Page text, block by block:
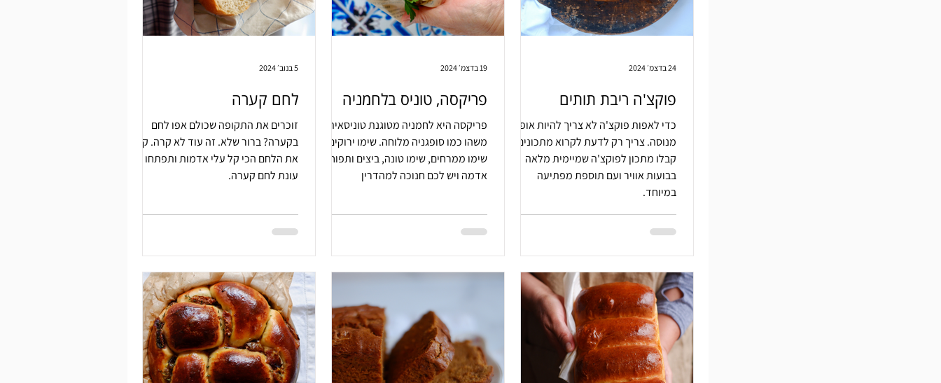
פוקצ'ה ריבת תותים
כדי לאפות פוקצ'ה לא צריך להיות אופה
מנוסה. צריך רק לדעת לקרוא מתכונים.
קבלו מתכון לפוקצ'ה שמיימית מלאה
בבועות אוויר ועם תוספת מפתיעה
במיוחד.
24 בדצמ׳ 2024
פריקסה, טוניס בלחמניה
פריקסה היא לחמניה מטוגנת טוניסאית.
משהו כמו סופגניה מלוחה. שימו ירוקים,
שימו ממרחים, שימו טונה, ביצים ותפוחי
אדמה ויש לכם חנוכה למהדרין
19 בדצמ׳ 2024
לחם קערה
זוכרים את התקופה שכולם אפו לחם
בקערה? ברור שלא. זה עוד לא קרה. קבלו
את הלחם הכי קל עלי אדמות ותפתחו את
עונת לחם קערה.
5 בנוב׳ 2024